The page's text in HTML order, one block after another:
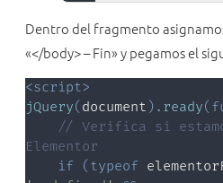
Dentro del fragmento
«</body> – Fin» y pegamos el
<script>
jQuery( document ) . ready(
// Verifica si
Elementor
if
( typeof